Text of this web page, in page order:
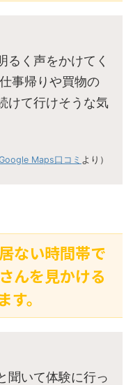
るく声をかけてく
事帰りや買物の
けて行けそうな気
Maps口コミ より）
ない時間帯で
んを見かける
。
聞いて体験に行っ